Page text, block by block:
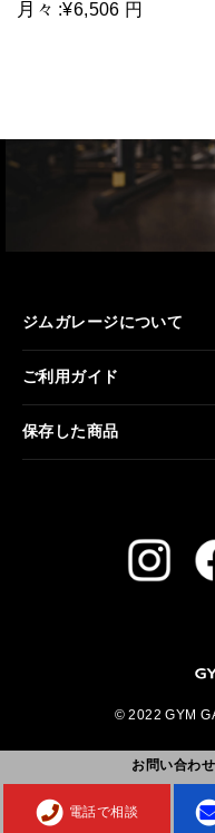
月々 :¥6,506 円
ジムガレージについて
ご利用ガイド
保存した商品
© 2022 GYM
お問い合わ
電話で相談